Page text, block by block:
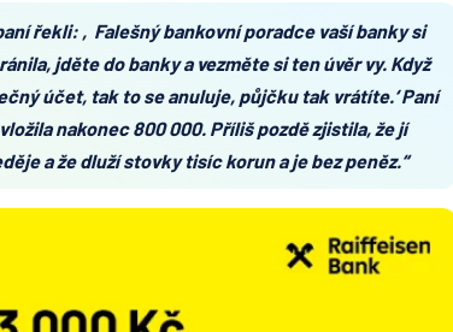
řekli: ‚Falešný bankovní poradce vaší banky si
jděte do banky a vezměte si ten úvěr vy. Když
účet, tak to se anuluje, půjčku tak vrátíte.‘ Paní
nakonec 800 000. Příliš pozdě zjistila, že jí
a že dluží stovky tisíc korun a je bez peněz.“